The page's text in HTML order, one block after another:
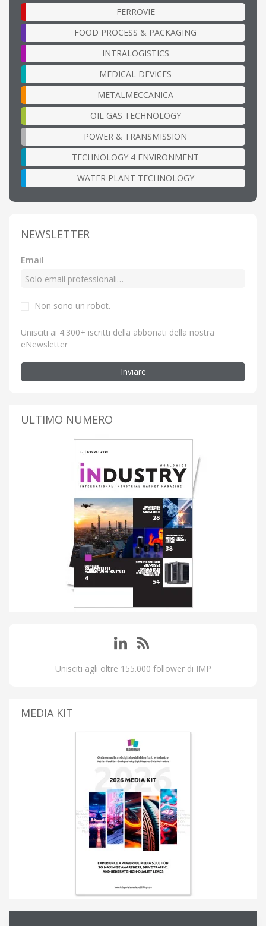
FERROVIE
FOOD PROCESS & PACKAGING
INTRALOGISTICS
MEDICAL DEVICES
METALMECCANICA
OIL GAS TECHNOLOGY
POWER & TRANSMISSION
TECHNOLOGY 4 ENVIRONMENT
WATER PLANT TECHNOLOGY
NEWSLETTER
Email
Non sono un robot.
Unisciti ai 4.300+ iscritti della abbonati della nostra
eNewsletter
Inviare
ULTIMO NUMERO
Unisciti agli oltre 155.000 follower di IMP
MEDIA KIT